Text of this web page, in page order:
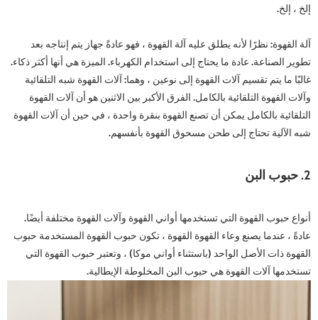
إلخ ، إلخ.
آلة القهوة: نظرًا لأنه يطلق عليه آلة القهوة ، فهو عادةً جهاز يتم إنتاجه بعد
تطوير الصناعة. عادة ما يحتاج إلى استخدام الكهرباء. الميزة هي أنها أكثر ذكاء.
غالبًا ما يتم تقسيم آلات القهوة إلى نوعين ، وهما: آلات القهوة شبه التلقائية
وآلات القهوة التلقائية بالكامل. الفرق الأكبر بين الاثنين هو أن آلات القهوة
التلقائية بالكامل يمكن أن تصنع القهوة بنقرة واحدة ، في حين أن آلات القهوة
شبه الآلية تحتاج إلى طحن مسحوق القهوة بأنفسهم.
2. حبوب البن
أنواع حبوب القهوة التي تستخدمها أواني القهوة وآلات القهوة مختلفة أيضًا.
عادةً ، عندما يصنع وعاء القهوة القهوة ، تكون حبوب القهوة المستخدمة حبوب
القهوة ذات الأصل الواحد (باستثناء أواني موكا) ، وتعتبر حبوب القهوة التي
تستخدمها آلات القهوة هي حبوب البن المخلوطة الإيطالية.